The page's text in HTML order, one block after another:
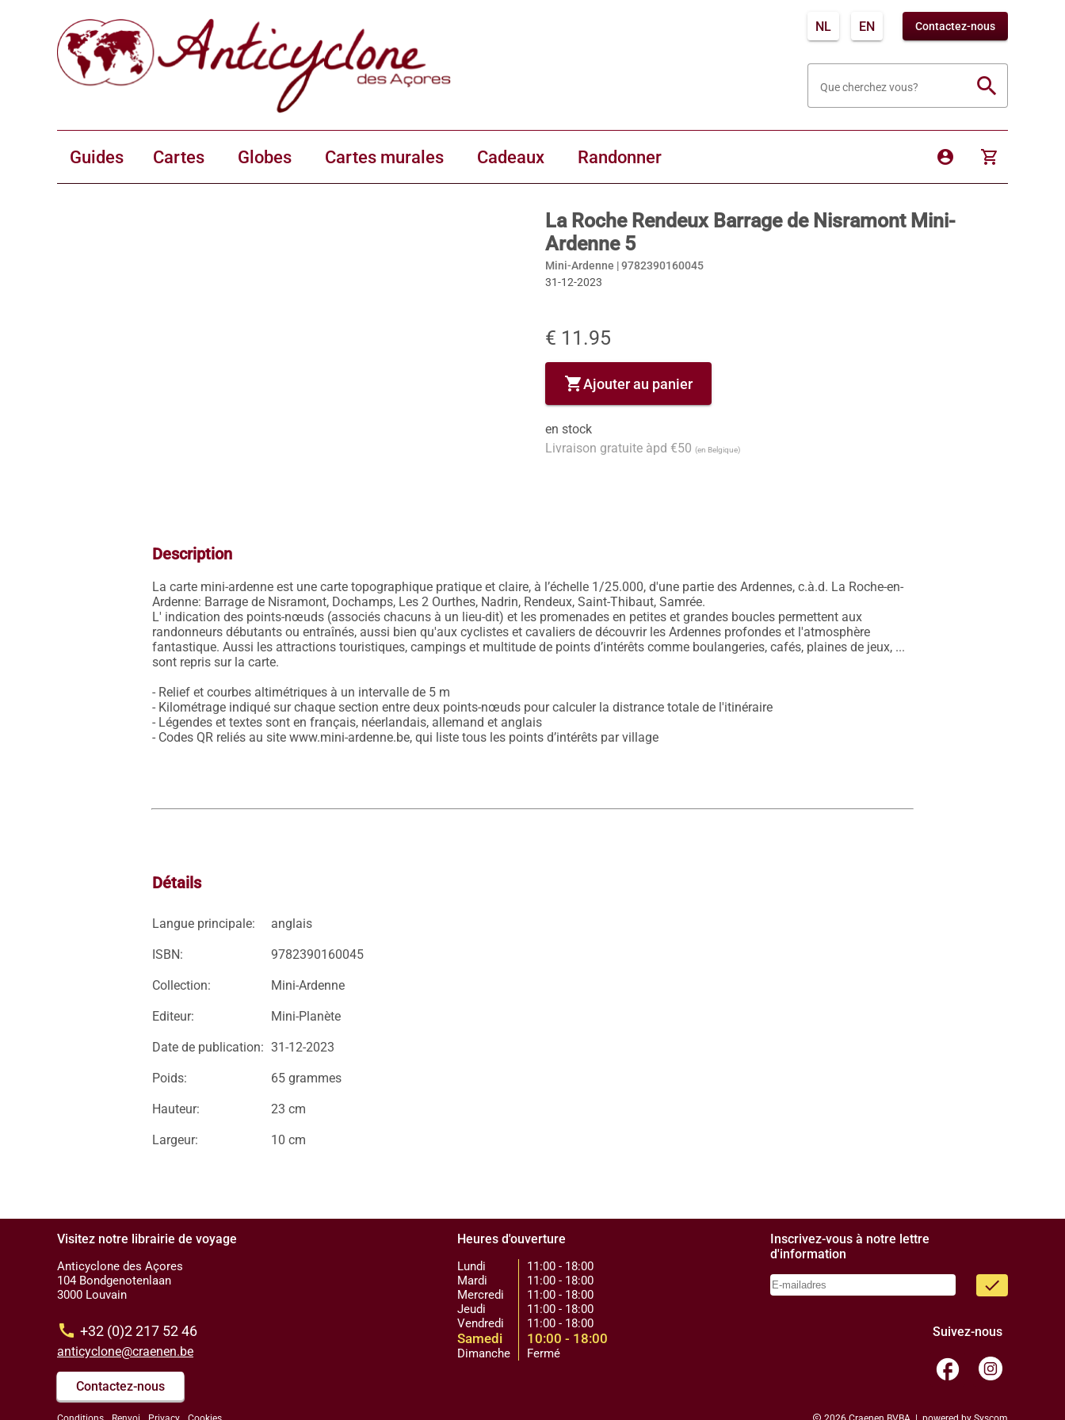
NL EN Contactez-nous
Que cherchez vous? search
Guides Cartes Globes Cartes murales Cadeaux Randonner account_circle shopping_cart
La Roche Rendeux Barrage de Nisramont Mini-
Ardenne 5
Mini-Ardenne |9782390160045
31-12-2023
€ 11.95
shopping_cartAjouter au panier
en stock
Livraison gratuite àpd €50 (en Belgique)
Description
La carte mini-ardenne est une carte topographique pratique et claire, à l’échelle 1/25.000, d'une partie des Ardennes, c.à.d. La Roche-en-
Ardenne: Barrage de Nisramont, Dochamps, Les 2 Ourthes, Nadrin, Rendeux, Saint-Thibaut, Samrée.
L' indication des points-nœuds (associés chacuns à un lieu-dit) et les promenades en petites et grandes boucles permettent aux
randonneurs débutants ou entraînés, aussi bien qu'aux cyclistes et cavaliers de découvrir les Ardennes profondes et l'atmosphère
fantastique. Aussi les attractions touristiques, campings et multitude de points d’intérêts comme boulangeries, cafés, plaines de jeux, ...
sont repris sur la carte.
- Relief et courbes altimétriques à un intervalle de 5 m
- Kilométrage indiqué sur chaque section entre deux points-nœuds pour calculer la distrance totale de l'itinéraire
- Légendes et textes sont en français, néerlandais, allemand et anglais
- Codes QR reliés au site www.mini-ardenne.be, qui liste tous les points d’intérêts par village
Détails
Langue principale: anglais
ISBN: 9782390160045
Collection: Mini-Ardenne
Editeur: Mini-Planète
Date de publication: 31-12-2023
Poids: 65 grammes
Hauteur: 23 cm
Largeur: 10 cm
Visitez notre librairie de voyage
Anticyclone des Açores
104 Bondgenotenlaan
3000 Louvain
call +32 (0)2 217 52 46
anticyclone@craenen.be
Contactez-nous
Heures d'ouverture
Lundi
Mardi
Mercredi
Jeudi
Vendredi
Samedi
Dimanche
11:00 - 18:00
11:00 - 18:00
11:00 - 18:00
11:00 - 18:00
11:00 - 18:00
10:00 - 18:00
Fermé
Inscrivez-vous à notre lettre
d'information
done
Suivez-nous
facebook
copyright